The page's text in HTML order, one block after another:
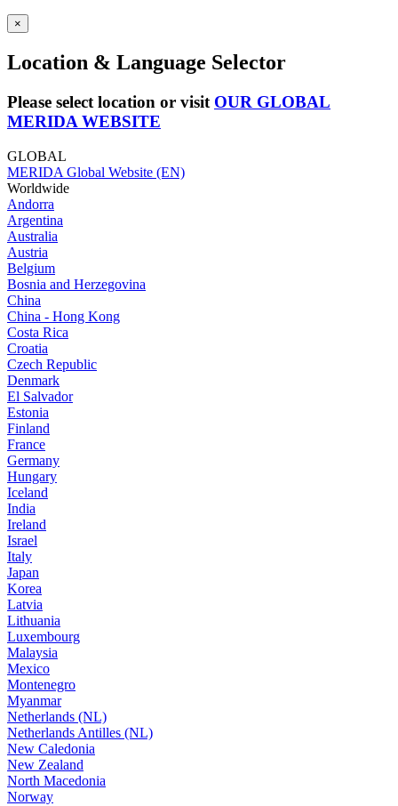
×
Location & Language Selector
Please select location or visit OUR GLOBAL
MERIDA WEBSITE
GLOBAL
MERIDA Global Website (EN)
Worldwide
Andorra
Argentina
Australia
Austria
Belgium
Bosnia and Herzegovina
China
China - Hong Kong
Costa Rica
Croatia
Czech Republic
Denmark
El Salvador
Estonia
Finland
France
Germany
Hungary
Iceland
India
Ireland
Israel
Italy
Japan
Korea
Latvia
Lithuania
Luxembourg
Malaysia
Mexico
Montenegro
Myanmar
Netherlands (NL)
Netherlands Antilles (NL)
New Caledonia
New Zealand
North Macedonia
Norway